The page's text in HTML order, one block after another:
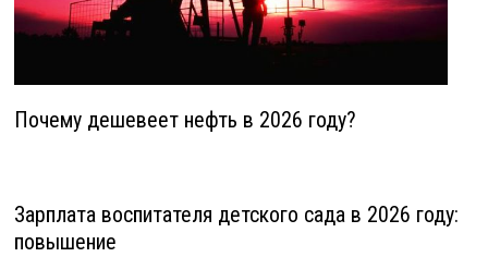
Почему дешевеет нефть в 2026 году?
Зарплата воспитателя детского сада в 2026 году:
повышение